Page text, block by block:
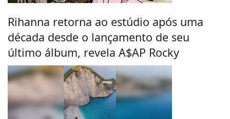
Rihanna retorna ao estúdio após uma
década desde o lançamento de seu
último álbum, revela A$AP Rocky